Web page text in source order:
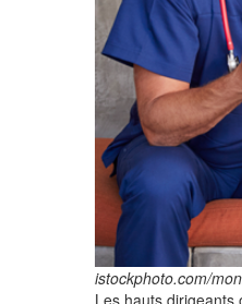
istockphoto.com/
Les hauts